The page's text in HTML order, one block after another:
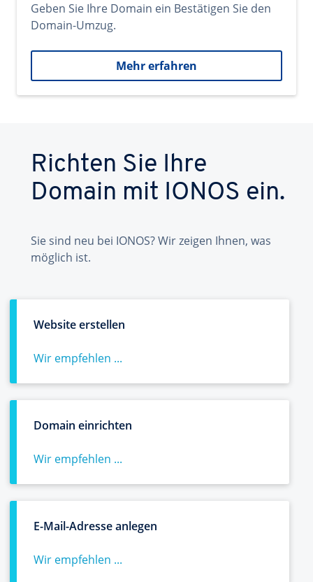
Geben Sie Ihre Domain ein Bestätigen Sie den
Domain-Umzug.
Mehr erfahren
Richten Sie Ihre
Domain mit IONOS ein.
Sie sind neu bei IONOS? Wir zeigen Ihnen, was
möglich ist.
Website erstellen
Wir empfehlen ...
Domain einrichten
Wir empfehlen ...
E-Mail-Adresse anlegen
Wir empfehlen ...